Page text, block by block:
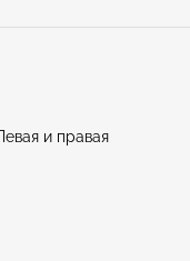
и правая